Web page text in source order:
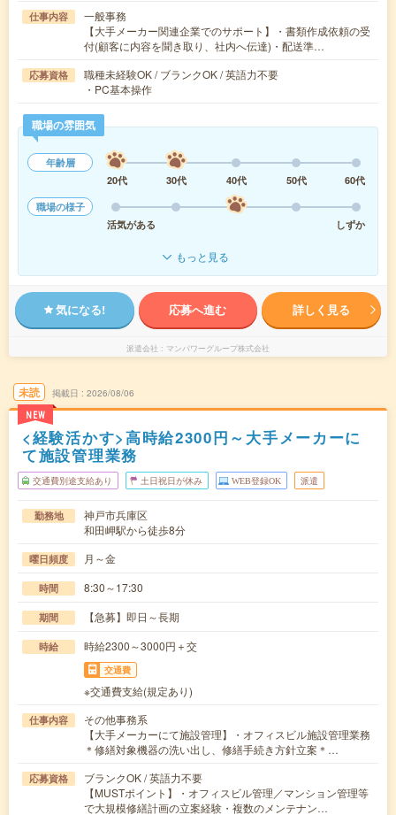
仕事内容
一般事務
【大手メーカー関連企業でのサポート】・書類作成依頼の受
付(顧客に内容を聞き取り、社内へ伝達)・配送準…
応募資格
職種未経験OK / ブランクOK / 英語力不要
・PC基本操作
職場の雰囲気
年齢層
20代
30代 40代 50代
60代
職場の様子
活気がある
しずか
もっと見る
気になる! 応募へ進む 詳しく見る
派遣会社 マンパワーグループ株式会社
未読
NEW
掲載日 2026/08/06
<経験活かす>高時給2300円～大手メーカーに
て施設管理業務
交通費別途支給あり 土日祝日が休み WEB登録OK 派遣
勤務地
神戸市兵庫区
和田岬駅から徒歩8分
曜日頻度 月～金
時間 8:30～17:30
期間 【急募】即日～長期
時給 時給2300～3000円＋交
交通費
※交通費支給(規定あり)
仕事内容
その他事務系
【大手メーカーにて施設管理】・オフィスビル施設管理業務
＊修繕対象機器の洗い出し、修繕手続き方針立案＊…
応募資格
ブランクOK / 英語力不要
【MUSTポイント】・オフィスビル管理／マンション管理等
で大規模修繕計画の立案経験・複数のメンテナン…